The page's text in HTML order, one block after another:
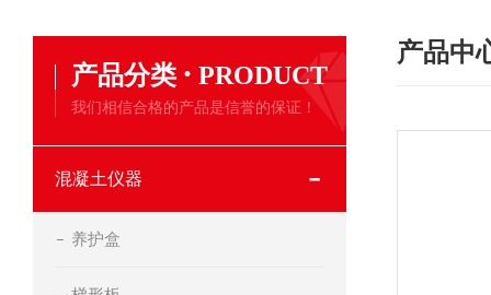
产品分类 · PRODUCT
我们相信合格的产品是信誉的保证！
混凝土仪器
养护盒
产品中